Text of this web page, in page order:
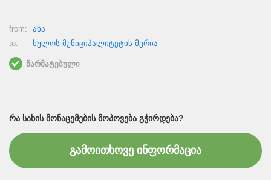
from:
ანა
to:
ხულოს მუნიციპალიტეტის მერია
წარმატებული
ᲠᲐ ᲡᲐᲮᲘᲡ ᲛᲝᲜᲐᲪᲔᲛᲔᲑᲘᲡ ᲛᲝᲞᲝᲕᲔᲑᲐ ᲒᲭᲘᲠᲓᲔᲑᲐ?
გამოითხოვე ინფორმაცია